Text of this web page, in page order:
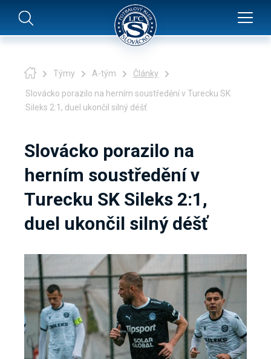
Týmy A-tým Články
Slovácko porazilo na herním soustředění v Turecku SK
Sileks 2:1, duel ukončil silný déšť
Slovácko porazilo na
herním soustředění v
Turecku SK Sileks 2:1,
duel ukončil silný déšť